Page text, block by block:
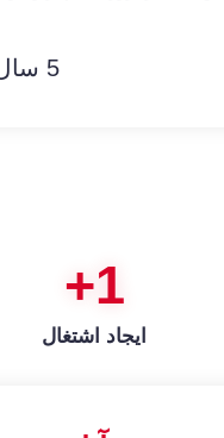
5 سال تجربه در تولید
ایجاد اشتغال
1
+